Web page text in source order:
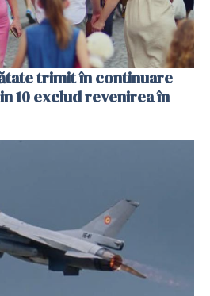
trimit în continuare
10 exclud revenirea în